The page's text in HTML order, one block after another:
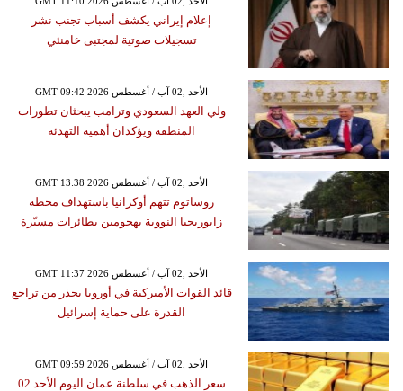
إعلام إيراني يكشف أسباب تجنب نشر
تسجيلات صوتية لمجتبى خامنئي
GMT 09:42 2026 الأحد ,02 آب / أغسطس
ولي العهد السعودي وترامب يبحثان تطورات
المنطقة ويؤكدان أهمية التهدئة
GMT 13:38 2026 الأحد ,02 آب / أغسطس
روساتوم تتهم أوكرانيا باستهداف محطة
زابوريجيا النووية بهجومين بطائرات مسيّرة
GMT 11:37 2026 الأحد ,02 آب / أغسطس
قائد القوات الأميركية في أوروبا يحذر من تراجع
القدرة على حماية إسرائيل
GMT 09:59 2026 الأحد ,02 آب / أغسطس
سعر الذهب في سلطنة عمان اليوم الأحد 02